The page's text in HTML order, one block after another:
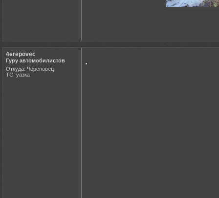
4erepovec
Гуру автомобилистов
Откуда: Череповец
ТС: уазка
.